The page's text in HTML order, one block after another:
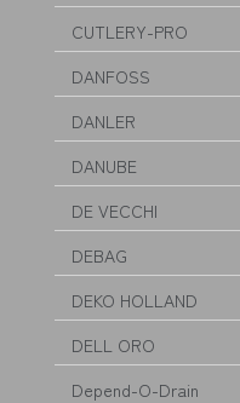
CUTLERY-PRO
DANFOSS
DANLER
DANUBE
DE VECCHI
DEBAG
DEKO HOLLAND
DELL ORO
Depend-O-Drain